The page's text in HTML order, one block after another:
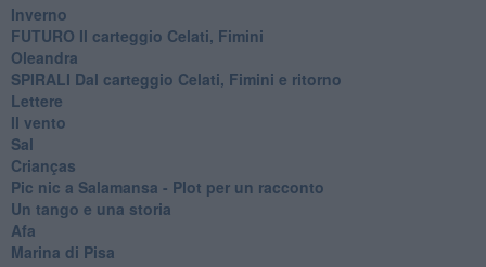
Inverno
FUTURO Il carteggio Celati, Fimini
Oleandra
SPIRALI Dal carteggio Celati, Fimini e ritorno
Lettere
Il vento
Sal
Crianças
Pic nic a Salamansa - Plot per un racconto
Un tango e una storia
Afa
Marina di Pisa